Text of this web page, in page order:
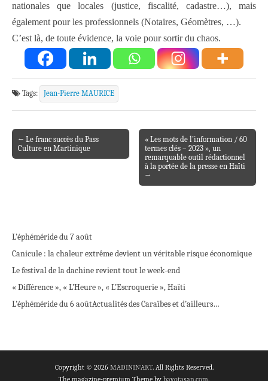
nationales que locales (justice, fiscalité, cadastre…), mais
également pour les professionnels (Notaires, Géomètres, …).
C’est là, de toute évidence, la voie pour sortir du chaos.
Tags: Jean-Pierre MAURICE
Post navigation
← Le franc succès du Pass
Culture en Martinique
« Les mots de l’information / 60
termes clés – 2023 », un
remarquable outil rédactionnel
à la portée de la presse en Haïti
→
L’éphéméride du 7 août
Canicule : la chaleur extrême devient un véritable risque économique
Le festival de la dachine revient tout le week-end
« Différence », « L’Heure », « L’Escroquerie », Haïti
L’éphéméride du 6 aoûtActualités des Caraïbes et d’ailleurs…
Copyright © 2026 MADININ'ART. All Rights Reserved.
The magazine-premium Theme by bavotasan.com.